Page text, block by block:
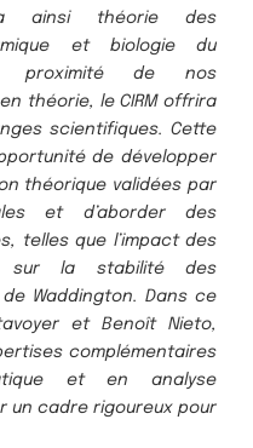
ainsi théorie des
et biologie du
proximité de nos
théorie, le CIRM offrira
scientifiques. Cette
de développer
théorique validées par
et d’aborder des
telles que l’impact des
sur la stabilité des
Waddington. Dans ce
et Benoît Nieto,
complémentaires
et en analyse
un cadre rigoureux pour